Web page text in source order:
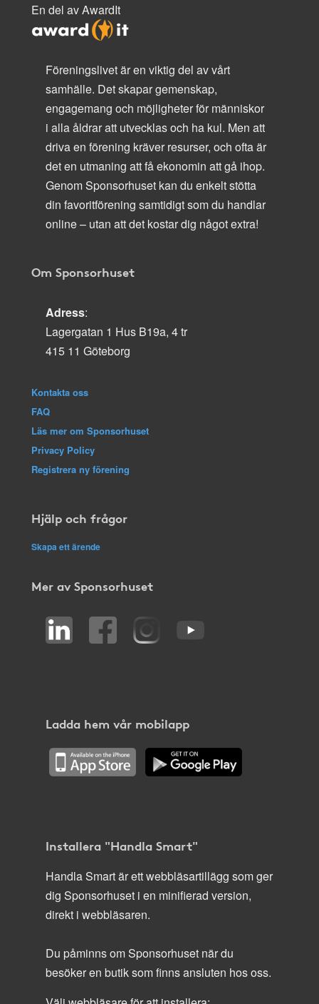
En del av AwardIt
Föreningslivet är en viktig del av vårt
samhälle. Det skapar gemenskap,
engagemang och möjligheter för människor
i alla åldrar att utvecklas och ha kul. Men att
driva en förening kräver resurser, och ofta är
det en utmaning att få ekonomin att gå ihop.
Genom Sponsorhuset kan du enkelt stötta
din favoritförening samtidigt som du handlar
online – utan att det kostar dig något extra!
Om Sponsorhuset
Adress:
Lagergatan 1 Hus B19a, 4 tr
415 11 Göteborg
Kontakta oss
FAQ
Läs mer om Sponsorhuset
Privacy Policy
Registrera ny förening
Hjälp och frågor
Skapa ett ärende
Mer av Sponsorhuset
Ladda hem vår mobilapp
Installera "Handla Smart"
Handla Smart är ett webbläsartillägg som ger
dig Sponsorhuset i en minifierad version,
direkt i webbläsaren.
Du påminns om Sponsorhuset när du
besöker en butik som finns ansluten hos oss.